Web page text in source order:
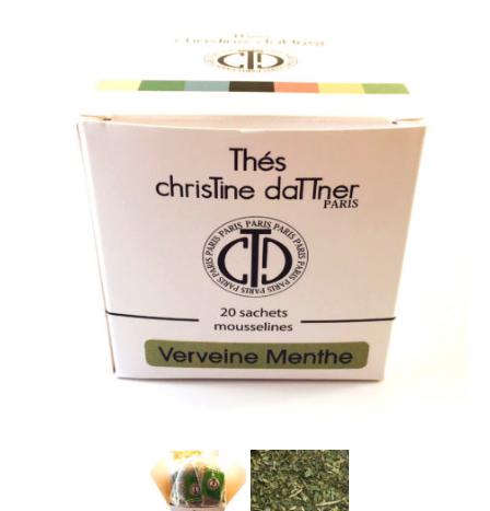
Où nous trouver
Contact
HOTELS / RESTAURANTS
CE